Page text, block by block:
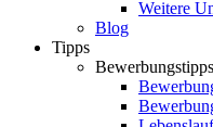
Weitere
Blog
Tipps
Bewerbungstipps